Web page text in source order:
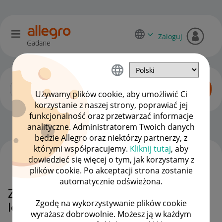
Używamy plików cookie, aby umożliwić Ci
korzystanie z naszej strony, poprawiać jej
funkcjonalność oraz przetwarzać informacje
analityczne. Administratorem Twoich danych
będzie Allegro oraz niektórzy partnerzy, z
którymi współpracujemy. Kliknij tutaj, aby
dowiedzieć się więcej o tym, jak korzystamy z
plików cookie. Po akceptacji strona zostanie
automatycznie odświeżona.
Zgodę na wykorzystywanie plików cookie
wyrażasz dobrowolnie. Możesz ją w każdym
Gadane
Zaloguj
Sprzedający o Allegro Lokalnie OPCJE
Zakończone aukcje allegro
lokalnie
WSZYSTKIE TEMATY